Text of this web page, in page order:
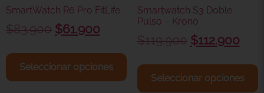
SmartWatch R6 Pro FitLife
$83.900 $61.900
Seleccionar opciones
Smartwatch S3 Doble
Pulso – Krono
$119.900 $112.900
Seleccionar opciones